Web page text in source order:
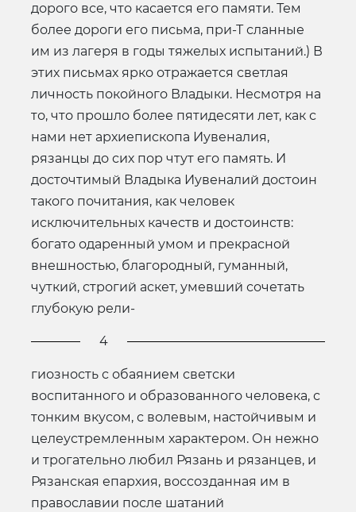
дорого все, что касается его памяти. Тем
более дороги его письма, при-Т сланные
им из лагеря в годы тяжелых испытаний.) В
этих письмах ярко отражается светлая
личность покойного Владыки. Несмотря на
то, что прошло более пятидесяти лет, как с
нами нет архиепископа Иувеналия,
рязанцы до сих пор чтут его память. И
досточтимый Владыка Иувеналий достоин
такого почитания, как человек
исключительных качеств и достоинств:
богато одаренный умом и прекрасной
внешностью, благородный, гуманный,
чуткий, строгий аскет, умевший сочетать
глубокую рели-
4
гиозность с обаянием светски
воспитанного и образованного человека, с
тонким вкусом, с волевым, настойчивым и
целеустремленным характером. Он нежно
и трогательно любил Рязань и рязанцев, и
Рязанская епархия, воссозданная им в
православии после шатаний